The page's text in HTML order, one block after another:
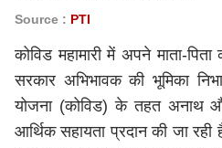
Source : PTI
कोविड महामारी में अपने माता-
सरकार अभिभावक की भूमिका
योजना (कोविड) के तहत अनाथ
आर्थिक सहायता प्रदान की जा